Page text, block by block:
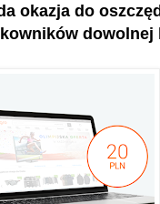
okazja do
dowolnej